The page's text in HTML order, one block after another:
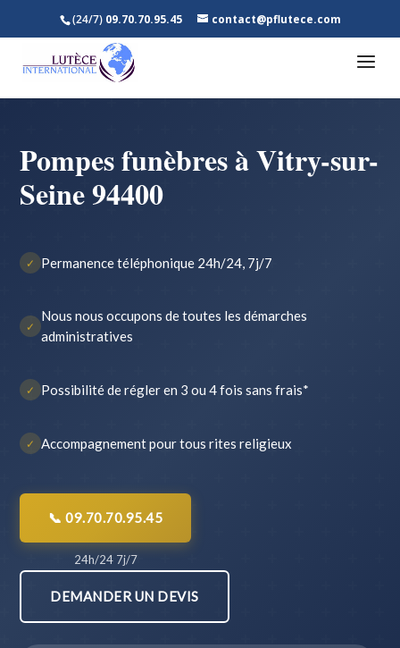
(24/7) 09.70.70.95.45 contact@pflutece.com
Pompes funèbres à Vitry-sur-
Seine 94400
✓ Permanence téléphonique 24h/24, 7j/7
✓
Nous nous occupons de toutes les démarches
administratives
✓ Possibilité de régler en 3 ou 4 fois sans frais*
✓ Accompagnement pour tous rites religieux
📞 09.70.70.95.45
24h/24 7j/7
DEMANDER UN DEVIS